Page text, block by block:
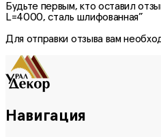
Будьте первым, кто оставил
L=4000, сталь шлифованная”
Для отправки отзыва вам
Навигация